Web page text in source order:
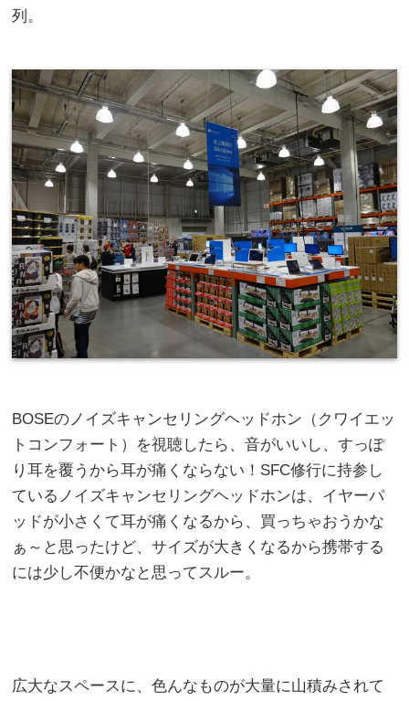
列。
BOSEのノイズキャンセリングヘッドホン（クワイエッ
トコンフォート）を視聴したら、音がいいし、すっぽ
り耳を覆うから耳が痛くならない！SFC修行に持参し
ているノイズキャンセリングヘッドホンは、イヤーパ
ッドが小さくて耳が痛くなるから、買っちゃおうかな
ぁ～と思ったけど、サイズが大きくなるから携帯する
には少し不便かなと思ってスルー。
広大なスペースに、色んなものが大量に山積みされて